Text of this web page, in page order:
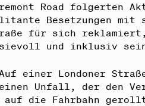
Road folgerten
Besetzungen mit
für sich
und inklusiv
einer Londoner
Unfall, der den
auf die Fahrbahn